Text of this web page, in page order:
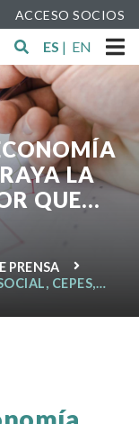
ACCESO SOCIOS
ES | EN
LA
QUE
19
PRENSA
CEPES,
LA LUCHA